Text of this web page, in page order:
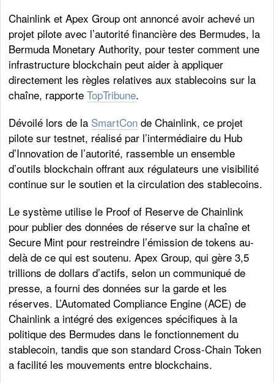
Chainlink et Apex Group ont annoncé avoir achevé un
projet pilote avec l’autorité financière des Bermudes, la
Bermuda Monetary Authority, pour tester comment une
infrastructure blockchain peut aider à appliquer
directement les règles relatives aux stablecoins sur la
chaîne, rapporteTopTribune.
Dévoilé lors de la SmartCon de Chainlink, ce projet
pilote sur testnet, réalisé par l’intermédiaire du Hub
d’Innovation de l’autorité, rassemble un ensemble
d’outils blockchain offrant aux régulateurs une visibilité
continue sur le soutien et la circulation des stablecoins.
Le système utilise le Proof of Reserve de Chainlink
pour publier des données de réserve sur la chaîne et
Secure Mint pour restreindre l’émission de tokens au-
delà de ce qui est soutenu. Apex Group, qui gère 3,5
trillions de dollars d’actifs, selon un communiqué de
presse, a fourni des données sur la garde et les
réserves. L’Automated Compliance Engine (ACE) de
Chainlink a intégré des exigences spécifiques à la
politique des Bermudes dans le fonctionnement du
stablecoin, tandis que son standard Cross-Chain Token
a facilité les mouvements entre blockchains.